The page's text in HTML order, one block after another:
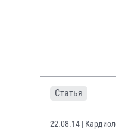
Статья
22.08.14 |